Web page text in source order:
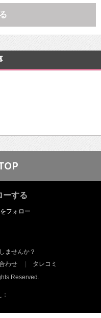
ーする
ませんか？
わせ
タレコミ
Reserved.